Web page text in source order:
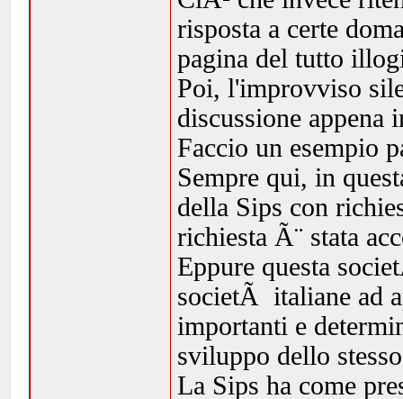
risposta a certe
pagina del tutto
Poi, l'improvviso
discussione appena
Faccio un esempio
Sempre qui, in
della Sips con
richiesta Ã¨ stata
Eppure questa
societÃ italiane ad
importanti e
sviluppo dello
La Sips ha come